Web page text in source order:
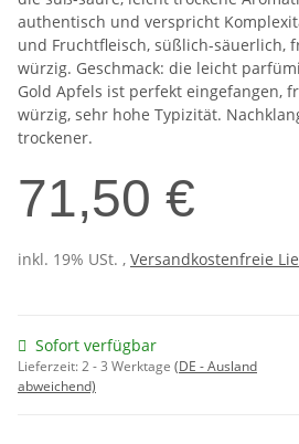
authentisch und verspricht
und Fruchtfleisch, süßlich-säuerlich,
würzig. Geschmack: die leicht
Gold Apfels ist perfekt eingefangen,
würzig, sehr hohe Typizität.
trockener.
71,50 €
inkl. 19% USt. , Versandkostenfreie
Sofort verfügbar
Lieferzeit:2 - 3 Werktage (DE - Ausland
abweichend)